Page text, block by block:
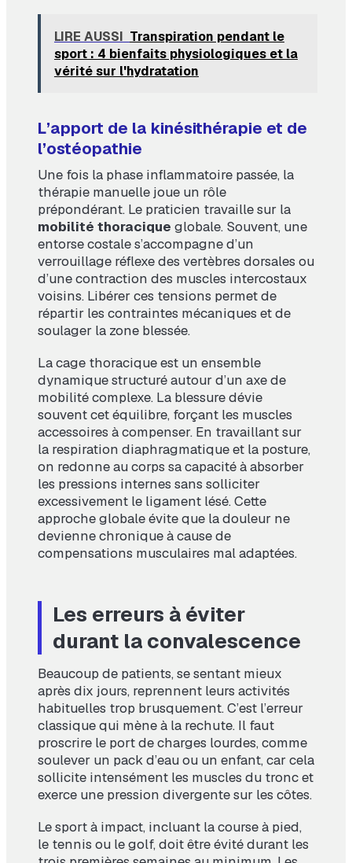
LIRE AUSSI Transpiration pendant le
sport : 4 bienfaits physiologiques et la
vérité sur l'hydratation
L’apport de la kinésithérapie et de
l’ostéopathie
Une fois la phase inflammatoire passée, la
thérapie manuelle joue un rôle
prépondérant. Le praticien travaille sur la
mobilité thoracique globale. Souvent, une
entorse costale s’accompagne d’un
verrouillage réflexe des vertèbres dorsales ou
d’une contraction des muscles intercostaux
voisins. Libérer ces tensions permet de
répartir les contraintes mécaniques et de
soulager la zone blessée.
La cage thoracique est un ensemble
dynamique structuré autour d’un axe de
mobilité complexe. La blessure dévie
souvent cet équilibre, forçant les muscles
accessoires à compenser. En travaillant sur
la respiration diaphragmatique et la posture,
on redonne au corps sa capacité à absorber
les pressions internes sans solliciter
excessivement le ligament lésé. Cette
approche globale évite que la douleur ne
devienne chronique à cause de
compensations musculaires mal adaptées.
Les erreurs à éviter
durant la convalescence
Beaucoup de patients, se sentant mieux
après dix jours, reprennent leurs activités
habituelles trop brusquement. C’est l’erreur
classique qui mène à la rechute. Il faut
proscrire le port de charges lourdes, comme
soulever un pack d’eau ou un enfant, car cela
sollicite intensément les muscles du tronc et
exerce une pression divergente sur les côtes.
Le sport à impact, incluant la course à pied,
le tennis ou le golf, doit être évité durant les